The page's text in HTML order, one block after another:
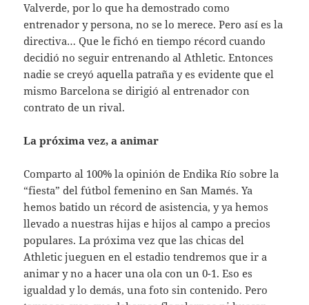
Valverde, por lo que ha demostrado como
entrenador y persona, no se lo merece. Pero así es la
directiva… Que le fichó en tiempo récord cuando
decidió no seguir entrenando al Athletic. Entonces
nadie se creyó aquella patraña y es evidente que el
mismo Barcelona se dirigió al entrenador con
contrato de un rival.
La próxima vez, a animar
Comparto al 100% la opinión de Endika Río sobre la
“fiesta” del fútbol femenino en San Mamés. Ya
hemos batido un récord de asistencia, y ya hemos
llevado a nuestras hijas e hijos al campo a precios
populares. La próxima vez que las chicas del
Athletic jueguen en el estadio tendremos que ir a
animar y no a hacer una ola con un 0-1. Eso es
igualdad y lo demás, una foto sin contenido. Pero